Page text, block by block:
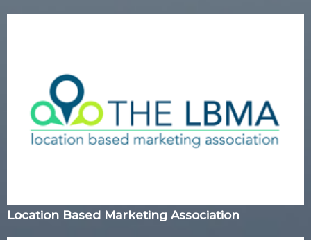
Location Based Marketing Association